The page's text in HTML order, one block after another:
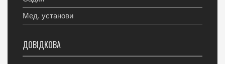
Мед. установи
ДОВІДКОВА